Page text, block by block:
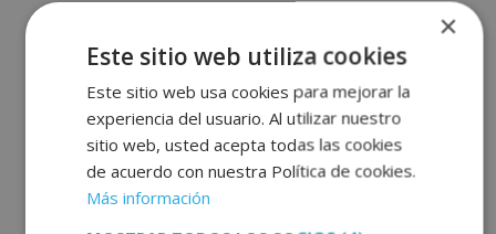
abril 2023
marzo 2023
enero 2023
diciembre 2022
noviembre 2022
octubre 2022
×
Este sitio web utiliza cookies
Este sitio web usa cookies para mejorar la
experiencia del usuario. Al utilizar nuestro
sitio web, usted acepta todas las cookies
de acuerdo con nuestra Política de cookies.
Más información